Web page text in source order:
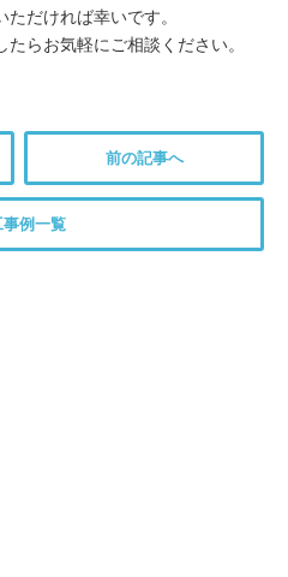
だければ幸いです。
らお気軽にご相談ください。
前の記事へ
事例一覧